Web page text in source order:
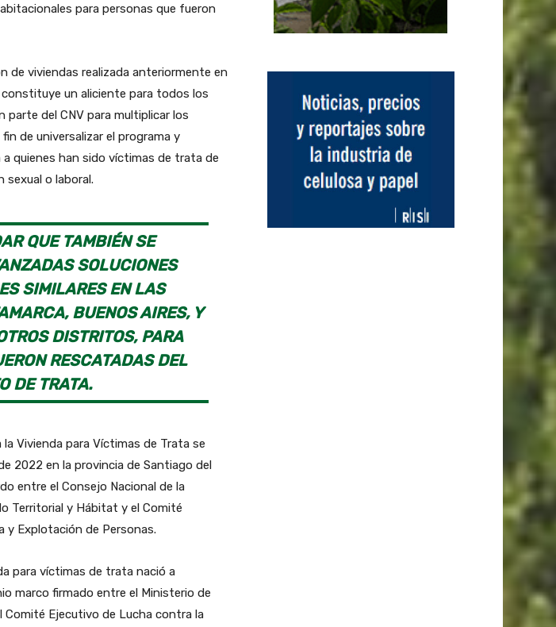
para personas que fueron
de viviendas realizada anteriormente en
un aliciente para todos los
del CNV para multiplicar los
de universalizar el programa y
quienes han sido víctimas de trata de
o laboral.
QUE TAMBIÉN SE
SOLUCIONES
SIMILARES EN LAS
BUENOS AIRES, Y
DISTRITOS, PARA
RESCATADAS DEL
DE TRATA.
Vivienda para Víctimas de Trata se
2022 en la provincia de Santiago del
entre el Consejo Nacional de la
Territorial y Hábitat y el Comité
y Explotación de Personas.
para víctimas de trata nació a
marco firmado entre el Ministerio de
Comité Ejecutivo de Lucha contra la